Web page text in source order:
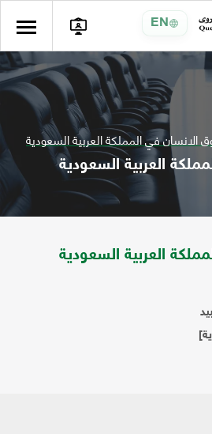
EN
الانسان في المملكة العربية السعودية
العربية السعودية
العربية السعودية